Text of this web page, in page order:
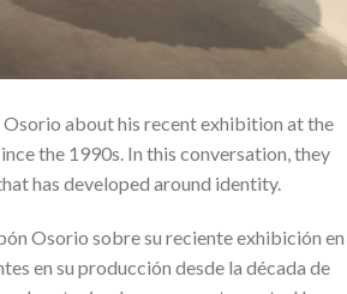
about his recent exhibition at the
the 1990s. In this conversation, they
has developed around identity.
Osorio sobre su reciente exhibición en
en su producción desde la década de